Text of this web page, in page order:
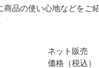
商品の使い心地などをご
ネット販売
価格（税込）